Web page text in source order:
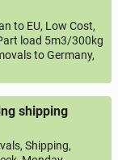
to EU, Low Cost,
load 5m3/300kg
to Germany,
shipping
Shipping,